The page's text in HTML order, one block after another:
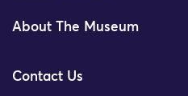
About The Museum
Contact Us